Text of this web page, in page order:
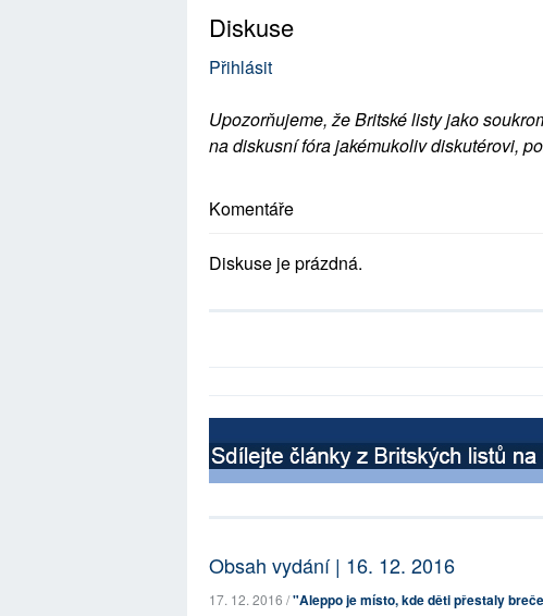
Diskuse
Přihlásit
Upozorňujeme, že Britské listy jako
na diskusní fóra jakémukoliv diskutérovi,
Komentáře
Diskuse je prázdná.
Obsah vydání | 16. 12. 2016
17. 12. 2016 /"Aleppo je místo, kde děti přestaly